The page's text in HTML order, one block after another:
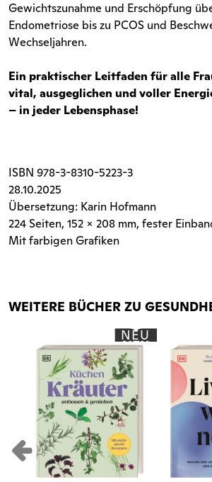
Gewichtszunahme und Erschöpfung
Endometriose bis zu PCOS und
Wechseljahren.
Ein praktischer Leitfaden für alle
vital, ausgeglichen und voller
– in jeder Lebensphase!
ISBN 978-3-8310-5223-3
28.10.2025
Übersetzung: Karin Hofmann
224 Seiten, 152 x 208 mm, fester
Mit farbigen Grafiken
WEITERE BÜCHER ZU
NEU